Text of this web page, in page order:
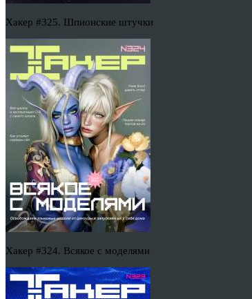
Хакер #325. Шпионские штучки
Хакер #324. Всякое с моделями